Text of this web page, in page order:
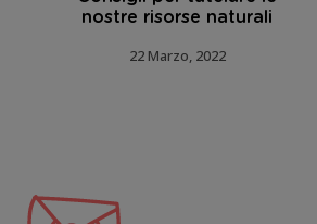
nostre risorse naturali
22 Marzo, 2022